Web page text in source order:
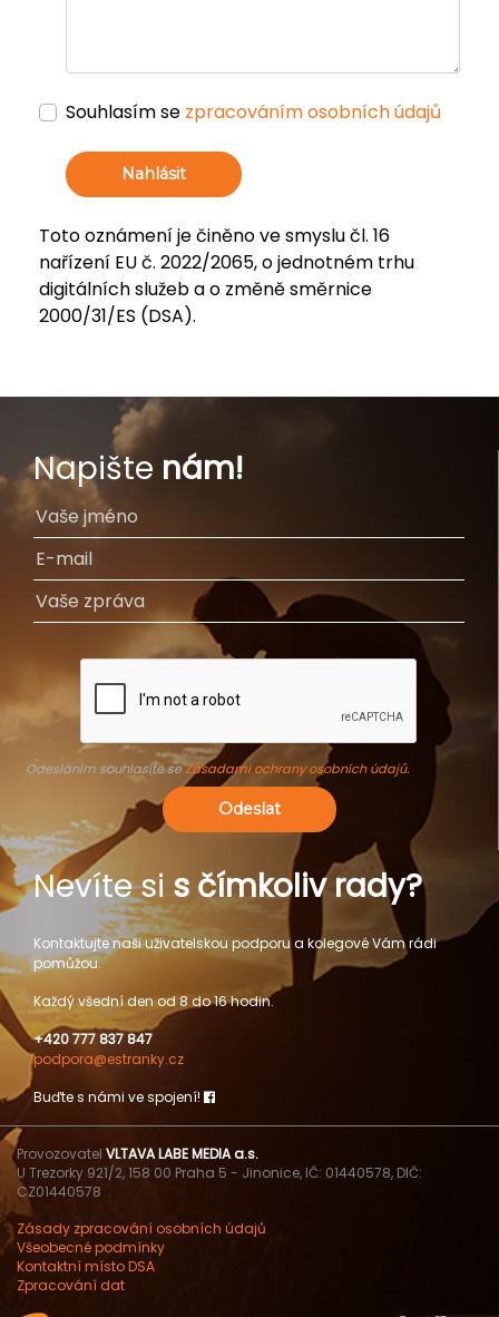
Souhlasím se zpracováním osobních údajů
Nahlásit
Toto oznámení je činěno ve smyslu čl. 16
nařízení EU č. 2022/2065, o jednotném trhu
digitálních služeb a o změně směrnice
2000/31/ES (DSA).
Napište nám!
Odesláním souhlasíte seZásadami ochrany osobních údajů.
Odeslat
Nevíte si s čímkoliv rady?
Kontaktujte naši uživatelskou podporu a kolegové Vám rádi
pomůžou.
Každý všední den od 8 do 16 hodin.
+420 777 837 847
podpora@estranky.cz
Buďte s námi ve spojení!
Provozovatel VLTAVA LABE MEDIA a.s.
U Trezorky 921/2, 158 00 Praha 5 - Jinonice, IČ: 01440578, DIČ:
CZ01440578
Zásady zpracování osobních údajů
Všeobecné podmínky
Kontaktní místo DSA
Zpracování dat